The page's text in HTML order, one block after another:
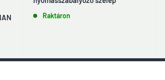
Raktáron